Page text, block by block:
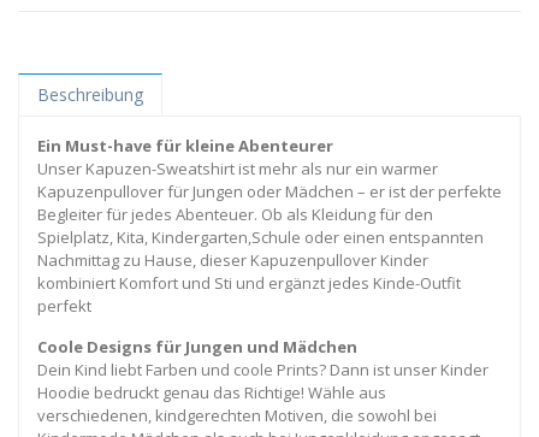
Beschreibung
Ein Must-have für kleine Abenteurer
Unser Kapuzen-Sweatshirt ist mehr als nur ein warmer
Kapuzenpullover für Jungen oder Mädchen – er ist der perfekte
Begleiter für jedes Abenteuer. Ob als Kleidung für den
Spielplatz, Kita, Kindergarten,Schule oder einen entspannten
Nachmittag zu Hause, dieser Kapuzenpullover Kinder
kombiniert Komfort und Sti und ergänzt jedes Kinde-Outfit
perfekt
Coole Designs für Jungen und Mädchen
Dein Kind liebt Farben und coole Prints? Dann ist unser Kinder
Hoodie bedruckt genau das Richtige! Wähle aus
verschiedenen, kindgerechten Motiven, die sowohl bei